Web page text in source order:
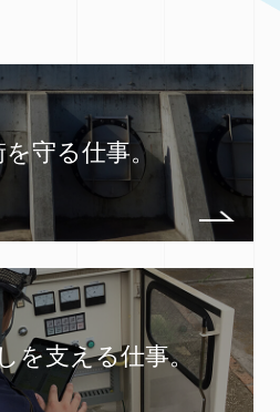
を守る仕事。
を支える仕事。